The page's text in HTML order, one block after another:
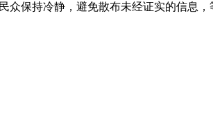
众保持冷静，避免散布未经证实的信息，